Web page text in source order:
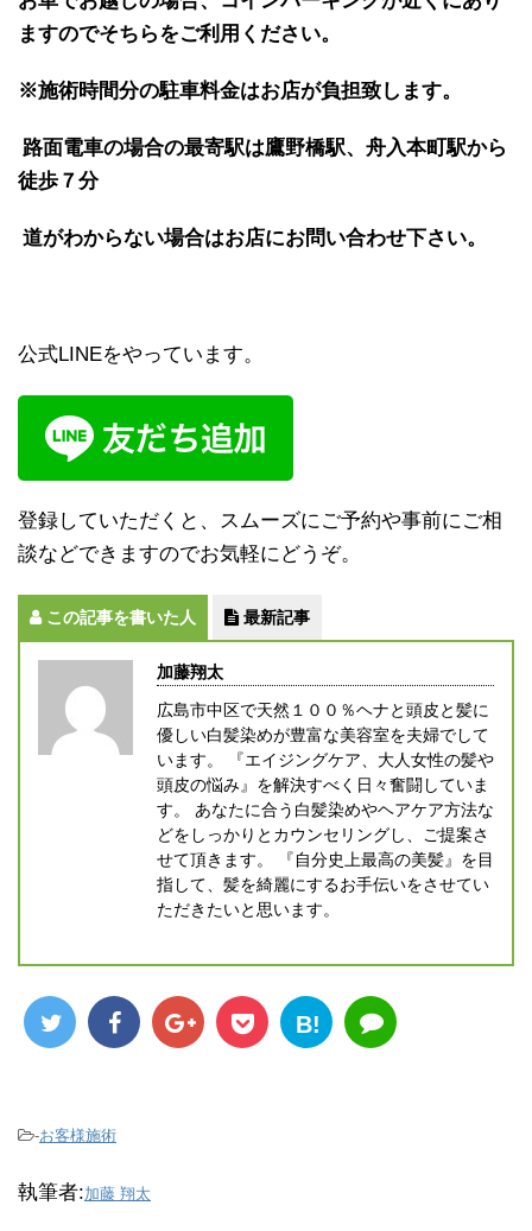
ますのでそちらをご利用ください。
※施術時間分の駐車料金はお店が負担致します。
路面電車の場合の最寄駅は鷹野橋駅、舟入本町駅から
徒歩７分
道がわからない場合はお店にお問い合わせ下さい。
公式LINEをやっています。
登録していただくと、スムーズにご予約や事前にご相
談などできますのでお気軽にどうぞ。
この記事を書いた人 最新記事
加藤翔太
広島市中区で天然１００％ヘナと頭皮と髪に
優しい白髪染めが豊富な美容室を夫婦でして
います。 『エイジングケア、大人女性の髪や
頭皮の悩み』を解決すべく日々奮闘していま
す。 あなたに合う白髪染めやヘアケア方法な
どをしっかりとカウンセリングし、ご提案さ
せて頂きます。 『自分史上最高の美髪』を目
指して、髪を綺麗にするお手伝いをさせてい
ただきたいと思います。
B!
-お客様施術
執筆者:加藤 翔太